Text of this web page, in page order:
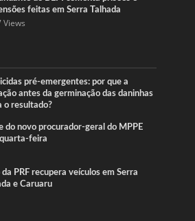
feitas em Serra Talhada
Views
pré-emergentes: por que a
antes da germinação das daninhas
o resultado?
do novo procurador-geral do MPPE
feira
da PRF recupera veículos em Serra
e Caruaru